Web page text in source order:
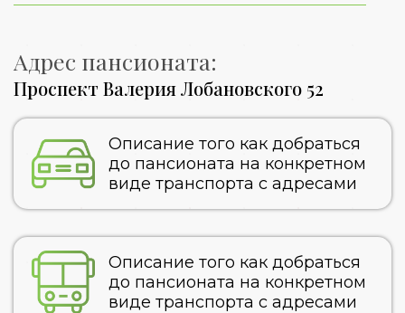
Адрес пансионата:
Проспект Валерия Лобановского 52
Описание того как добраться
до пансионата на конкретном
виде транспорта с адресами
Описание того как добраться
до пансионата на конкретном
виде транспорта с адресами